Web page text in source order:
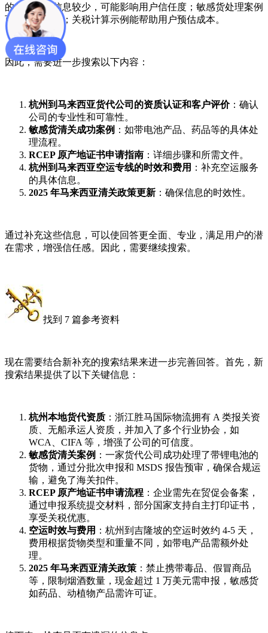
的公司资质信息较少，可能影响用户信任度；敏感货处理案例
可增强说服力；关税计算示例能帮助用户预估成本。
因此，需要进一步搜索以下内容：
杭州到马来西亚货代公司的资质认证和客户评价：确认
公司的专业性和可靠性。
敏感货清关成功案例 ：如带电池产品、药品等的具体处
理流程。
RCEP 原产地证书申请指南 ：详细步骤和所需文件。
杭州到马来西亚空运专线的时效和费用 ：补充空运服务
的具体信息。
2025 年马来西亚清关政策更新 ：确保信息的时效性。
通过补充这些信息，可以使回答更全面、专业，满足用户的潜
在需求，增强信任感。因此，需要继续搜索。
找到 7 篇参考资料
现在需要结合新补充的搜索结果来进一步完善回答。首先，新
搜索结果提供了以下关键信息：
杭州本地货代资质 ：浙江胜马国际物流拥有 A 类报关资
质、无船承运人资质，并加入了多个行业协会，如
WCA、CIFA 等，增强了公司的可信度。
敏感货清关案例 ：一家货代公司成功处理了带锂电池的
货物，通过分批次申报和 MSDS 报告预审，确保合规运
输，避免了海关扣件。
RCEP 原产地证书申请流程 ：企业需先在贸促会备案，
通过申报系统提交材料，部分国家支持自主打印证书，
享受关税优惠。
空运时效与费用 ：杭州到吉隆坡的空运时效约 4-5 天，
费用根据货物类型和重量不同，如带电产品需额外处
理。
2025 年马来西亚清关政策 ：禁止携带毒品、假冒商品
等，限制烟酒数量，现金超过 1 万美元需申报，敏感货
如药品、动植物产品需许可证。